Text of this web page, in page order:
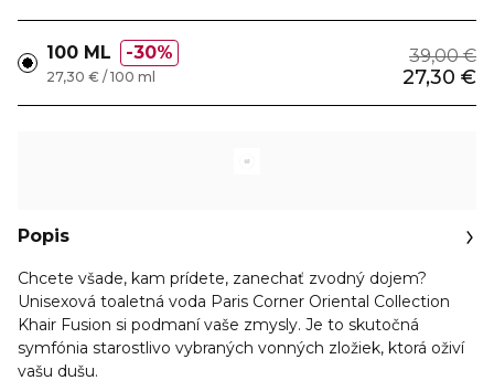
100 ML 30% 39,00 €
27,30 €
27,30 € / 100 ml
Popis
Chcete všade, kam prídete, zanechať zvodný dojem?
Unisexová toaletná voda Paris Corner Oriental Collection
Khair Fusion si podmaní vaše zmysly. Je to skutočná
symfónia starostlivo vybraných vonných zložiek, ktorá oživí
vašu dušu.